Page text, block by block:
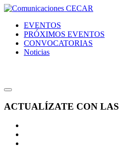
EVENTOS
PRÓXIMOS EVENTOS
CONVOCATORIAS
Noticias
ACTUALÍZATE CON LAS